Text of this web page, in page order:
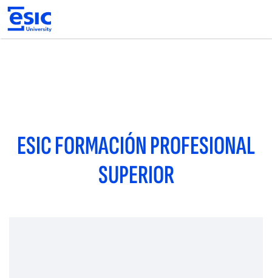
Pasar
contenido
ESIC FORMACIÓN PROFESIONAL
SUPERIOR